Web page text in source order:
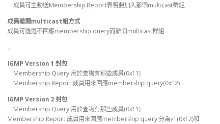
成員可主動送Membership Report表明要加入那個multicast群組
成員離開multicast組方式
成員可透過不回應membership query而離開multicast群組
…
IGMP Version 1 封包
Membership Query:用於查詢有那些成員(0x11)
Membership Report:成員用來回應membership query(0x12)
IGMP Version 2 封包
Membership Query:用於查詢有那些成員(0x11)
Membership Report:成員用來回應membership query:分為v1(0x12)和